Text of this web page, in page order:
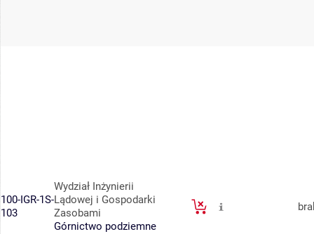
100-IGR-1S-
103
Wydział Inżynierii
Lądowej i Gospodarki
Zasobami
Górnictwo podziemne